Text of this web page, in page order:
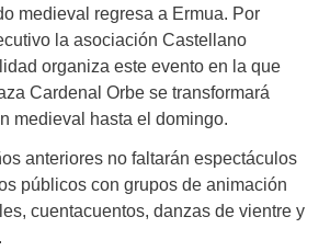
medieval regresa a Ermua. Por
la asociación Castellano
organiza este evento en la que
Cardenal Orbe se transformará
medieval hasta el domingo.
anteriores no faltarán espectáculos
públicos con grupos de animación
cuentacuentos, danzas de vientre y